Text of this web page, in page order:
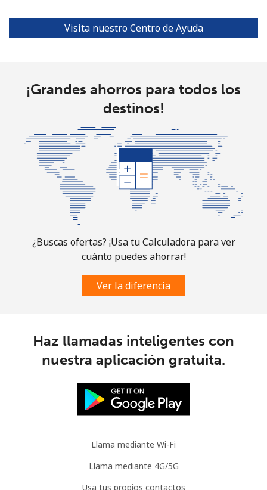
Visita nuestro Centro de Ayuda
¡Grandes ahorros para todos los
destinos!
¿Buscas ofertas? ¡Usa tu Calculadora para ver
cuánto puedes ahorrar!
Ver la diferencia
Haz llamadas inteligentes con
nuestra aplicación gratuita.
Llama mediante Wi-Fi
Llama mediante 4G/5G
Usa tus propios contactos